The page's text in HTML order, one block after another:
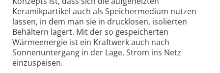
Keramikpartikel auch als Speichermedium nutzen
lassen, in dem man sie in drucklosen, isolierten
Behältern lagert. Mit der so gespeicherten
Wärmeenergie ist ein Kraftwerk auch nach
Sonnenuntergang in der Lage, Strom ins Netz
einzuspeisen.